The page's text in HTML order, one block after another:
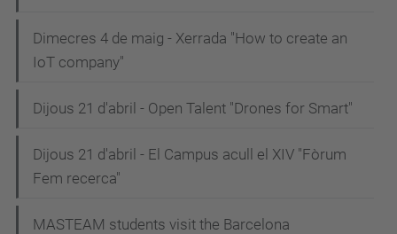
Dimecres 4 de maig - Xerrada "How to create an
IoT company"
Dijous 21 d'abril - Open Talent "Drones for Smart"
Dijous 21 d'abril - El Campus acull el XIV "Fòrum
Fem recerca"
MASTEAM students visit the Barcelona